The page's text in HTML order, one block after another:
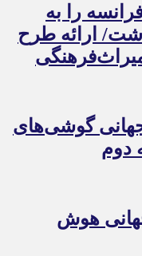
ساله، فرانسه را به
ارائه طرح
گوشی‌های
دوم
هوش